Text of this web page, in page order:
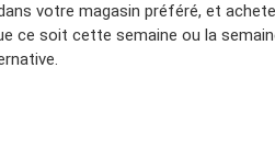
votre magasin préféré, et
ce soit cette semaine ou la